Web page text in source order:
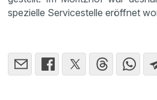
spezielle Servicestelle eröffnet